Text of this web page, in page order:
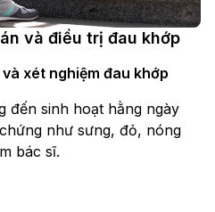
và điều trị đau khớp
xét nghiệm đau khớp
đến sinh hoạt hằng ngày
như sưng, đỏ, nóng
bác sĩ.